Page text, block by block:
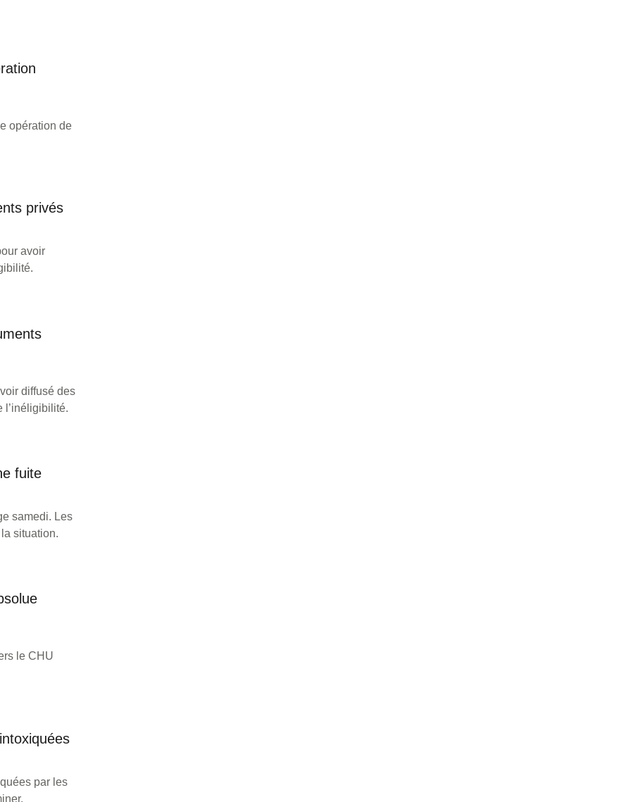
opération de
privés
avoir
diffusé des
l’inéligibilité.
fuite
samedi. Les
situation.
le CHU
par les